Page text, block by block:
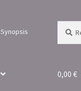
Synopsis
pour :
0,00 €